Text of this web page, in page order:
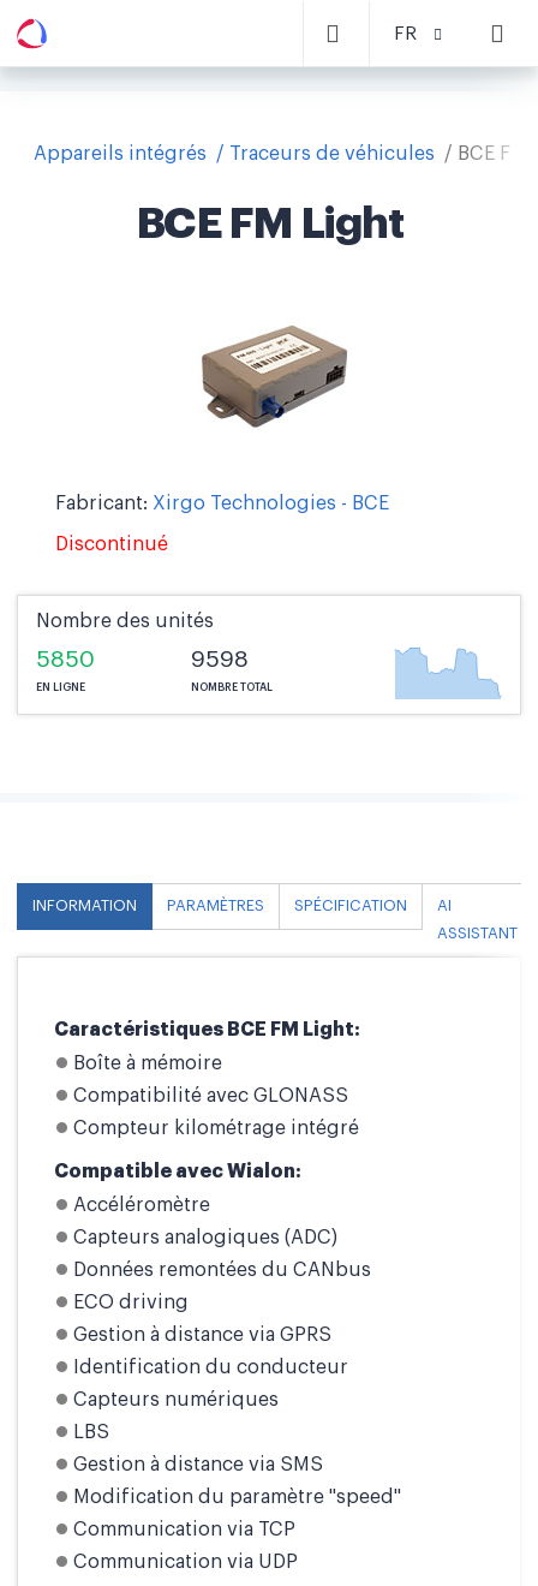
FR
Appareils intégrés Traceurs de véhicules BCE FM
BCE FM Light
Fabricant: Xirgo Technologies - BCE
Discontinué
Nombre des unités
5850
EN LIGNE
9598
NOMBRE TOTAL
INFORMATION PARAMÈTRES SPÉCIFICATION
AI
ASSISTANT
Caractéristiques BCE FM Light:
Boîte à mémoire
Compatibilité avec GLONASS
Compteur kilométrage intégré
Compatible avec Wialon:
Accéléromètre
Capteurs analogiques (ADC)
Données remontées du CANbus
ECO driving
Gestion à distance via GPRS
Identification du conducteur
Capteurs numériques
LBS
Gestion à distance via SMS
Modification du paramètre "speed"
Communication via TCP
Communication via UDP